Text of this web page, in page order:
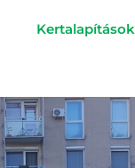
Kertalapítások